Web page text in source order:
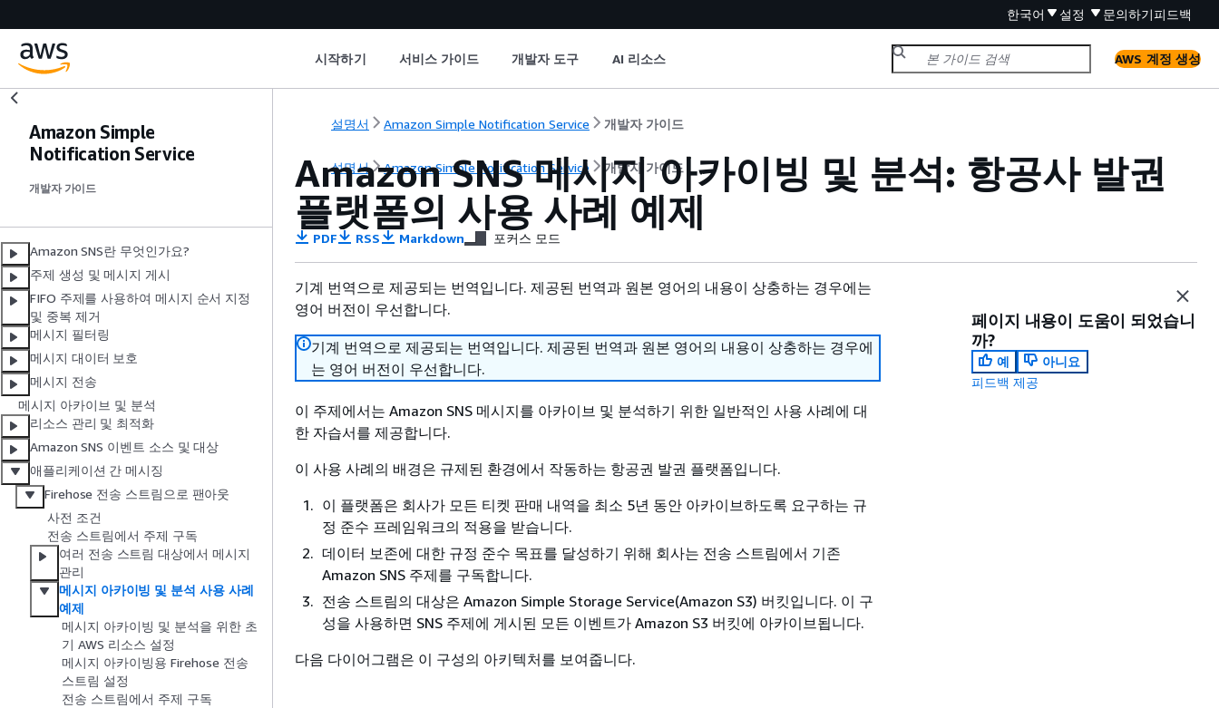
한국어 설정 문의하기피드백
시작하기 서비스 가이드 개발자 도구 AI 리소스 AWS 계정 생성
Amazon Simple
Notification Service
개발자 가이드
Amazon SNS란 무엇인가요?
주제 생성 및 메시지 게시
FIFO 주제를 사용하여 메시지 순서 지정
및 중복 제거
메시지 필터링
메시지 대이터 보호
메시지 전송
메시지 아카이브 및 분석
리소스 관리 및 최적화
Amazon SNS 이벤트 소스 및 대상
애플리케이션 간 메시징
Firehose 전송 스트림으로 팬아웃
사전 조건
전송 스트림에서 주제 구독
여러 전송 스트림 대상에서 메시지
관리
메시지 아카이빙 및 분석 사용 사례
예제
메시지 아카이빙 및 분석을 위한 초
기 AWS 리소스 설정
메시지 아카이빙용 Firehose 전송
스트림 설정
전송 스트림에서 주제 구독
설명서 Amazon Simple Notification Service 개발자 가이드
설명서 Amazon Simple Notification Service 개발자 가이드
Amazon SNS 메시지 아카이빙 및 분석: 항공사 발권
플랫폼의 사용 사례 예제
PDF RSS Markdown 포커스 모드
기계 번역으로 제공되는 번역입니다. 제공된 번역과 원본 영어의 내용이 상충하는 경우에는
영어 버전이 우선합니다.
기계 번역으로 제공되는 번역입니다. 제공된 번역과 원본 영어의 내용이 상충하는 경우에
는 영어 버전이 우선합니다.
이 주제에서는 Amazon SNS 메시지를 아카이브 및 분석하기 위한 일반적인 사용 사례에 대
한 자습서를 제공합니다.
이 사용 사례의 배경은 규제된 환경에서 작동하는 항공권 발권 플랫폼입니다.
이 플랫폼은 회사가 모든 티켓 판매 내역을 최소 5년 동안 아카이브하도록 요구하는 규
정 준수 프레임워크의 적용을 받습니다.
데이터 보존에 대한 규정 준수 목표를 달성하기 위해 회사는 전송 스트림에서 기존
Amazon SNS 주제를 구독합니다.
전송 스트림의 대상은 Amazon Simple Storage Service(Amazon S3) 버킷입니다. 이 구
성을 사용하면 SNS 주제에 게시된 모든 이벤트가 Amazon S3 버킷에 아카이브됩니다.
다음 다이어그램은 이 구성의 아키텍처를 보여줍니다.
페이지 내용이 도움이 되었습니
까?
예
아니요
피드백 제공